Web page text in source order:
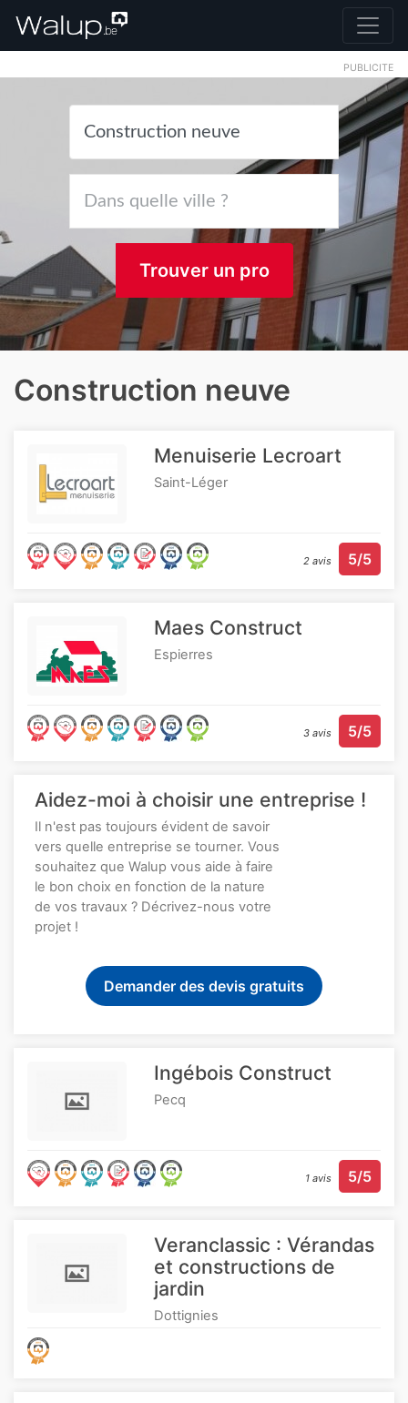
PUBLICITE
Trouver un pro
Construction neuve
Menuiserie Lecroart
Saint-Léger
2 avis 5/5
Maes Construct
Espierres
3 avis 5/5
Aidez-moi à choisir une entreprise !
Il n'est pas toujours évident de savoir
vers quelle entreprise se tourner. Vous
souhaitez que Walup vous aide à faire
le bon choix en fonction de la nature
de vos travaux ? Décrivez-nous votre
projet !
Demander des devis gratuits
Ingébois Construct
Pecq
1 avis 5/5
Veranclassic : Vérandas
et constructions de
jardin
Dottignies